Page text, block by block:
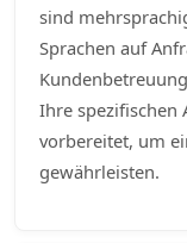
sind
Sprachen auf
Ihre spezifischen
vorbereitet, um
gewährleisten.